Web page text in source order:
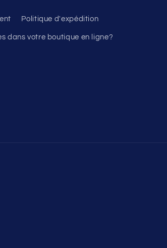
Politique d'expédition
dans votre boutique en ligne?